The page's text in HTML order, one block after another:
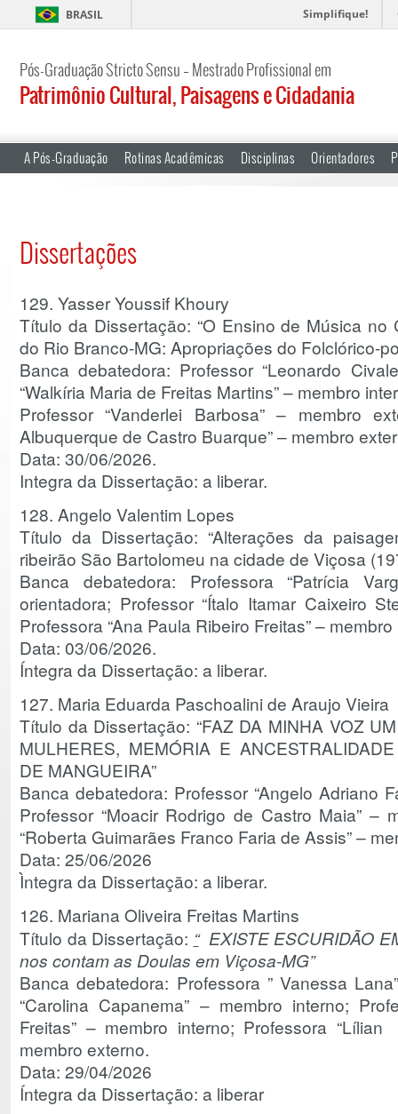
BRASIL Simplifique!
Pós-Graduação Stricto Sensu – Mestrado Profissional em
Patrimônio Cultural, Paisagens e Cidadania
A Pós-Graduação Rotinas Acadêmicas Disciplinas Orientadores
Dissertações
129. Yasser Youssif Khoury
Título da Dissertação: “O Ensino de Música no
do Rio Branco-MG: Apropriações do Folclórico-
Banca debatedora: Professor “Leonardo
“Walkíria Maria de Freitas Martins” – membro
Professor “Vanderlei Barbosa” – membro
Albuquerque de Castro Buarque” – membro
Data: 30/06/2026.
Integra da Dissertação: a liberar.
128. Angelo Valentim Lopes
Título da Dissertação: “Alterações da
ribeirão São Bartolomeu na cidade de Viçosa
Banca debatedora: Professora “Patrícia
orientadora; Professor “Ítalo Itamar Caixeiro
Professora “Ana Paula Ribeiro Freitas” –
Data: 03/06/2026.
Íntegra da Dissertação: a liberar.
127. Maria Eduarda Paschoalini de Araujo Vieira
Título da Dissertação: “FAZ DA MINHA VOZ
MULHERES, MEMÓRIA E
DE MANGUEIRA”
Banca debatedora: Professor “Angelo Adriano
Professor “Moacir Rodrigo de Castro Maia” –
“Roberta Guimarães Franco Faria de Assis” –
Data: 25/06/2026
Ìntegra da Dissertação: a liberar.
126. Mariana Oliveira Freitas Martins
Título da Dissertação: “EXISTE ESCURIDÃO
nos contam as Doulas em Viçosa-MG”
Banca debatedora: Professora ” Vanessa
“Carolina Capanema” – membro interno;
Freitas” – membro interno; Professora
membro externo.
Data: 29/04/2026
Íntegra da Dissertação: a liberar